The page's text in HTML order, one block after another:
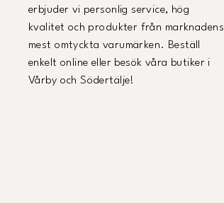
erbjuder vi personlig service, hög
kvalitet och produkter från marknadens
mest omtyckta varumärken. Beställ
enkelt online eller besök våra butiker i
Vårby och Södertälje!